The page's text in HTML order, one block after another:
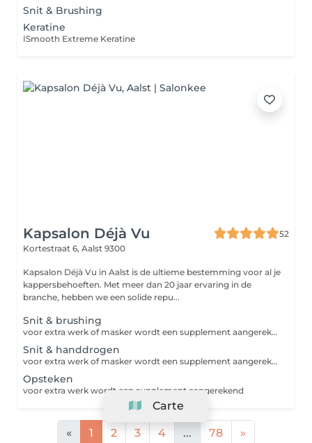
Snit & Brushing
Keratine
ISmooth Extreme Keratine
Kapsalon Déjà Vu
52
Kortestraat 6, Aalst 9300
Kapsalon Déjà Vu in Aalst is de ultieme bestemming voor al je
kappersbehoeften. Met meer dan 20 jaar ervaring in de
branche, hebben we een solide repu...
Snit & brushing
voor extra werk of masker wordt een supplement aangerekend
Snit & handdrogen
voor extra werk of masker wordt een supplement aangerekend
Opsteken
voor extra werk wordt een supplement aangerekend
« 1 2 3 4 ... 78 »
Carte